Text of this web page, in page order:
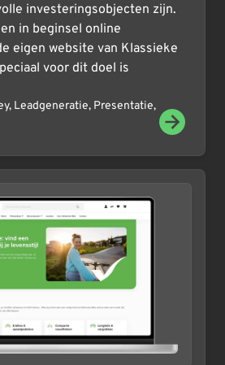
investeringsobjecten zijn.
in beginsel online
eigen website van Klassieke
voor dit doel is
, Leadgeneratie, Presentatie,